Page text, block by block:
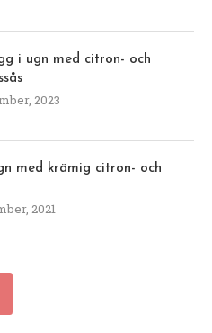
i ugn med citron- och
2023
med krämig citron- och
2021